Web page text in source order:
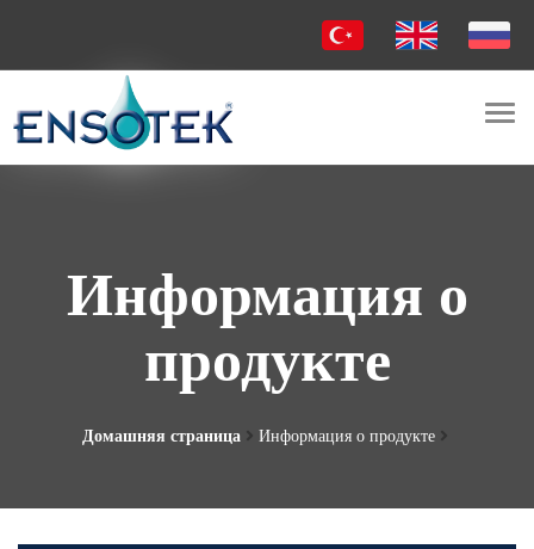
Информация о
продукте
Домашняя страница Информация о продукте